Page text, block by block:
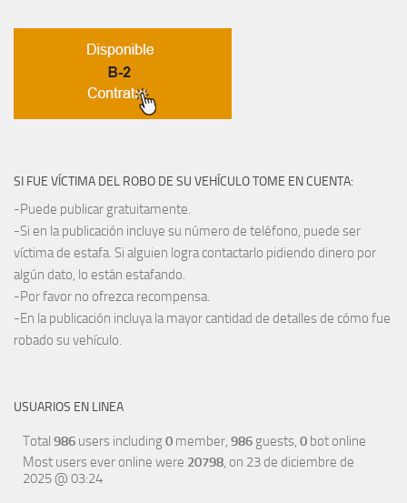
SI FUE VÍCTIMA DEL ROBO DE SU VEHÍCULO TOME EN CUENTA:
-Puede publicar gratuitamente.
-Si en la publicación incluye su número de teléfono, puede ser
víctima de estafa. Si alguien logra contactarlo pidiendo dinero por
algún dato, lo están estafando.
-Por favor no ofrezca recompensa.
-En la publicación incluya la mayor cantidad de detalles de cómo fue
robado su vehículo.
USUARIOS EN LINEA
Total 986 users including0 member, 986 guests, 0 bot online
Most users ever online were 20798, on 23 de diciembre de
2025 @ 03:24